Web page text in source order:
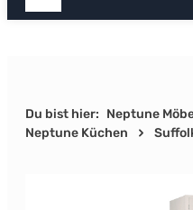
Du bist hier: Neptune
Neptune Küchen